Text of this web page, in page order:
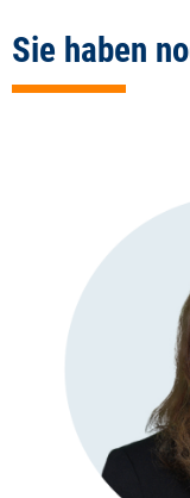
Sie haben